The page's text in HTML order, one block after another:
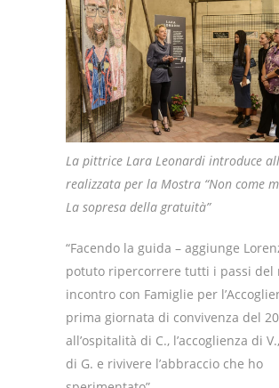
La pittrice Lara Leonardi introduce
realizzata per la Mostra “Non come
La sopresa della gratuità”
“Facendo la guida – aggiunge
potuto ripercorrere tutti i passi del
incontro con Famiglie per
prima giornata di convivenza del
all’ospitalità di C., l’accoglienza di
di G. e rivivere l’abbraccio che ho